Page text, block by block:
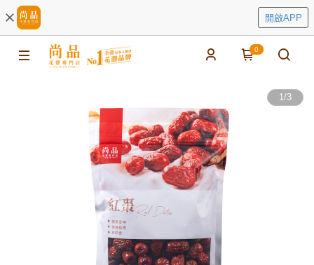
開啟APP
0
1/3